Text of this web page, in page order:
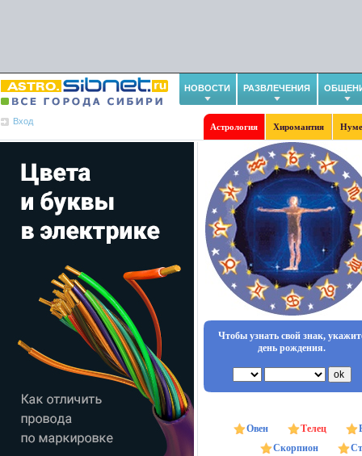
НОВОСТИ РАЗВЛЕЧЕНИЯ
Вход
Астрология Хиромантия
Чтобы узнать свой знак,
день рождения.
Овен Телец
Скорпион